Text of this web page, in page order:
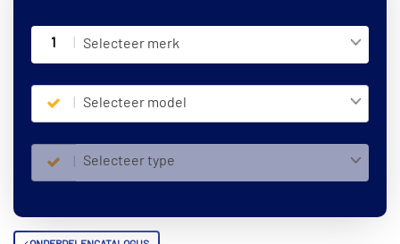
1 Selecteer merk
Selecteer model
Selecteer type